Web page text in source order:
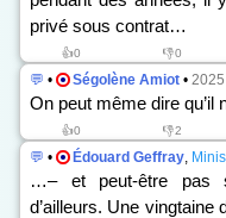
privé sous contrat…
👍0 👎0
💬 • Ségolène Amiot •
On peut même dire qu’il
👍0 👎2
💬 • Édouard Geffray,
…– et peut-être pas
d’ailleurs. Une vingtaine